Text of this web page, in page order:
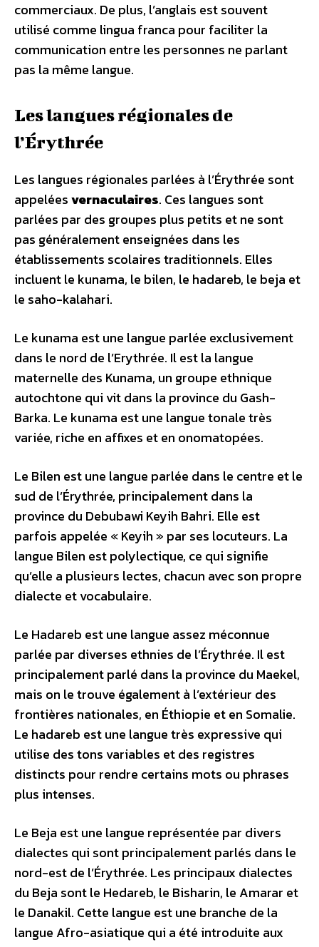
commerciaux. De plus, l’anglais est souvent
utilisé comme lingua franca pour faciliter la
communication entre les personnes ne parlant
pas la même langue.
Les langues régionales de
l’Érythrée
Les langues régionales parlées à l’Érythrée sont
appeléesvernaculaires. Ces langues sont
parlées par des groupes plus petits et ne sont
pas généralement enseignées dans les
établissements scolaires traditionnels. Elles
incluent le kunama, le bilen, le hadareb, le beja et
le saho-kalahari.
Le kunama est une langue parlée exclusivement
dans le nord de l’Erythrée. Il est la langue
maternelle des Kunama, un groupe ethnique
autochtone qui vit dans la province du Gash-
Barka. Le kunama est une langue tonale très
variée, riche en affixes et en onomatopées.
Le Bilen est une langue parlée dans le centre et le
sud de l’Érythrée, principalement dans la
province du Debubawi Keyih Bahri. Elle est
parfois appelée « Keyih » par ses locuteurs. La
langue Bilen est polylectique, ce qui signifie
qu’elle a plusieurs lectes, chacun avec son propre
dialecte et vocabulaire.
Le Hadareb est une langue assez méconnue
parlée par diverses ethnies de l’Érythrée. Il est
principalement parlé dans la province du Maekel,
mais on le trouve également à l’extérieur des
frontières nationales, en Éthiopie et en Somalie.
Le hadareb est une langue très expressive qui
utilise des tons variables et des registres
distincts pour rendre certains mots ou phrases
plus intenses.
Le Beja est une langue représentée par divers
dialectes qui sont principalement parlés dans le
nord-est de l’Érythrée. Les principaux dialectes
du Beja sont le Hedareb, le Bisharin, le Amarar et
le Danakil. Cette langue est une branche de la
langue Afro-asiatique qui a été introduite aux